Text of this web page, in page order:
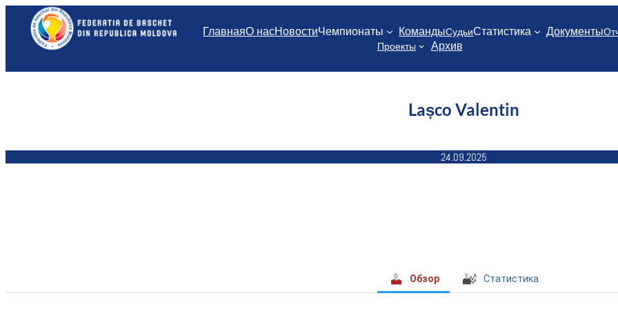
Перейти
содержимому
ГлавнаяО насНовостиЧемпионаты КомандыСудьиСтатистика Документы
Проекты
Архив
Lașco Valentin
24.09.2025
Обзор Статистика